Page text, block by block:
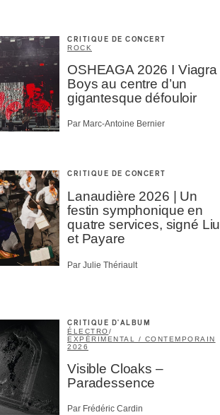
CRITIQUE DE CONCERT
ROCK
OSHEAGA 2026 I Viagra
Boys au centre d’un
gigantesque défouloir
Par Marc-Antoine Bernier
CRITIQUE DE CONCERT
Lanaudière 2026 | Un
festin symphonique en
quatre services, signé Liu
et Payare
Par Julie Thériault
CRITIQUE D'ALBUM
ÉLECTRO/
EXPÉRIMENTAL / CONTEMPORAIN
2026
Visible Cloaks –
Paradessence
Par Frédéric Cardin